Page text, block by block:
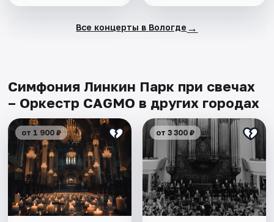
Все концерты в Вологде →
Симфония Линкин Парк при свечах
– Оркестр CAGMO в других городах
от 1 900 ₽ от 3 300 ₽